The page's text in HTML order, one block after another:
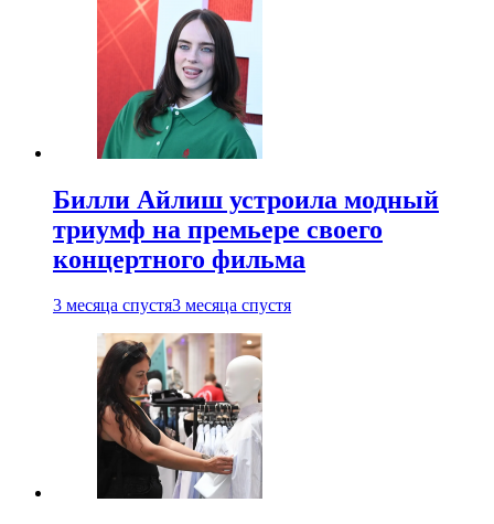
Билли Айлиш устроила модный
триумф на премьере своего
концертного фильма
3 месяца спустя3 месяца спустя